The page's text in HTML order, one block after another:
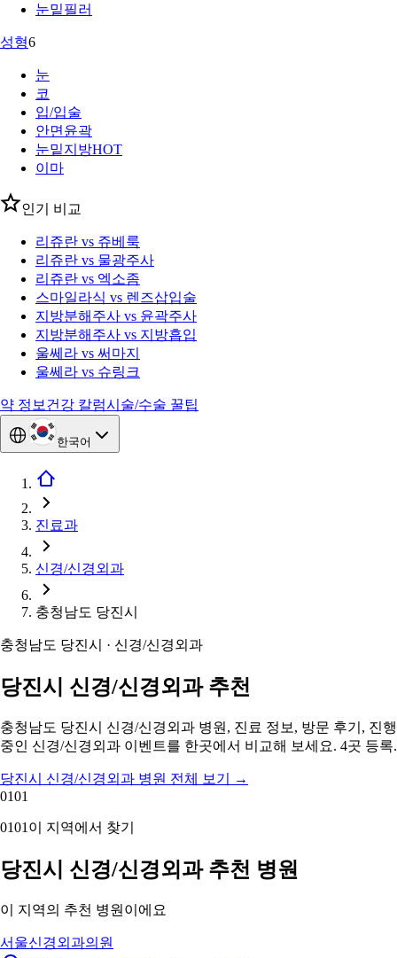
눈밑필러
성형6
눈
코
입/입술
안면윤곽
눈밑지방HOT
이마
인기 비교
리쥬란 vs 쥬베룩
리쥬란 vs 물광주사
리쥬란 vs 엑소좀
스마일라식 vs 렌즈삽입술
지방분해주사 vs 윤곽주사
지방분해주사 vs 지방흡입
울쎄라 vs 써마지
울쎄라 vs 슈링크
약 정보 건강 칼럼시술/수술 꿀팁
한국어
진료과
신경/신경외과
충청남도 당진시
충청남도 당진시 · 신경/신경외과
당진시 신경/신경외과 추천
충청남도 당진시 신경/신경외과 병원, 진료 정보, 방문 후기, 진행
중인 신경/신경외과 이벤트를 한곳에서 비교해 보세요. 4곳 등록.
당진시 신경/신경외과 병원 전체 보기
→
0101
0101 이 지역에서 찾기
당진시 신경/신경외과 추천 병원
이 지역의 추천 병원이에요
서울신경외과의원